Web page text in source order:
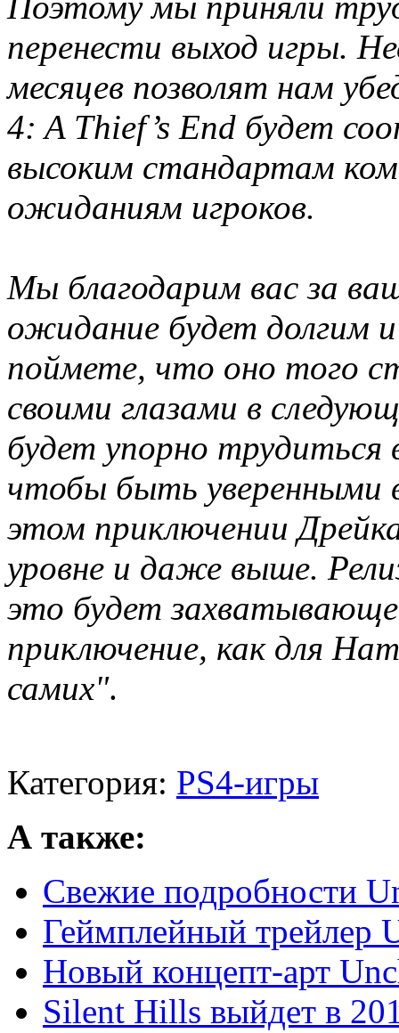
перенести выход игры.
месяцев позволят нам
4: A Thief’s End будет
высоким стандартам
ожиданиям игроков.
Мы благодарим вас за
ожидание будет долгим
поймете, что оно того
своими глазами в
будет упорно трудиться
чтобы быть уверенными
этом приключении
уровне и даже выше.
это будет
приключение, как для
самих".
Категория: PS4-игры
А также:
Свежие подробности
Геймплейный трейлер
Новый концепт-арт
Silent Hills выйдет в